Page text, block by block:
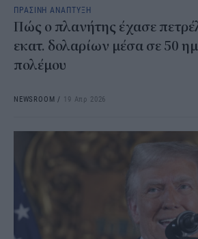
ΠΡΑΣΙΝΗ ΑΝΑΠΤΥΞΗ
Πώς ο πλανήτης έχασε
εκατ. δολαρίων μέσα σε 50
πολέμου
NEWSROOM / 19 Απρ 2026